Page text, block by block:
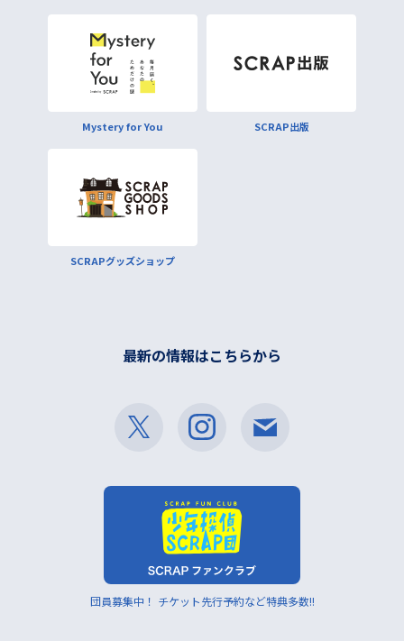
Mystery for You SCRAP出版
SCRAPグッズショップ
最新の情報はこちらから
団員募集中！ チケット先行予約など特典多数!!